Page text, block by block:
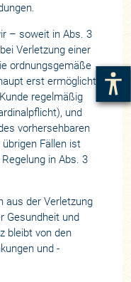
– soweit in Abs. 3
Verletzung einer
ordnungsgemäße
erst ermöglicht
regelmäßig
und
vorhersehbaren
Fällen ist
in Abs. 3
aus der Verletzung
Gesundheit und
bleibt von den
und -